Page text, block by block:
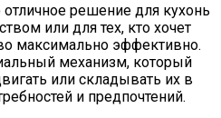
решение для кухонь
или для тех, кто хочет
максимально эффективно.
механизм, который
или складывать их в
и предпочтений.